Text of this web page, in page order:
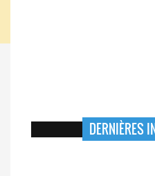
DERNIÈRES